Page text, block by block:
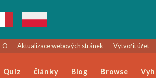
O Aktualizace webových stránek Vytvořit účet
Quiz Články Blog Browse